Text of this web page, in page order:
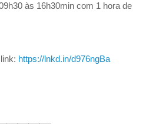
às 16h30min com 1 hora de
https://lnkd.in/d976ngBa